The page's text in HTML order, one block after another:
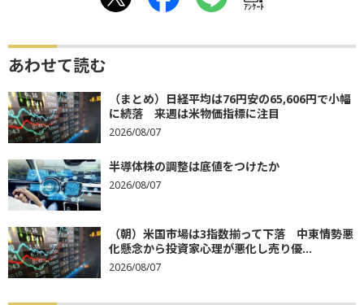
ｱﾝｹｰﾄ
あわせて読む
（まとめ）日経平均は76円安の65,606円で小幅
に続落 来週は米物価指標に注目
2026/08/07
半導体株の調整は底値をつけたか
2026/08/07
（朝）米国市場は3指数揃って下落 中東情勢悪
化懸念から投資家心理が悪化し売り優...
2026/08/07